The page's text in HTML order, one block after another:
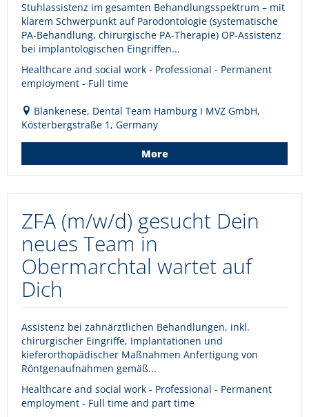
Stuhlassistenz im gesamten Behandlungsspektrum – mit
klarem Schwerpunkt auf Parodontologie (systematische
PA-Behandlung, chirurgische PA-Therapie) OP-Assistenz
bei implantologischen Eingriffen...
Healthcare and social work - Professional - Permanent
employment - Full time
Blankenese, Dental Team Hamburg I MVZ GmbH,
Kösterbergstraße 1, Germany
More
ZFA (m/w/d) gesucht Dein
neues Team in
Obermarchtal wartet auf
Dich
Assistenz bei zahnärztlichen Behandlungen, inkl.
chirurgischer Eingriffe, Implantationen und
kieferorthopädischer Maßnahmen Anfertigung von
Röntgenaufnahmen gemäß...
Healthcare and social work - Professional - Permanent
employment - Full time and part time